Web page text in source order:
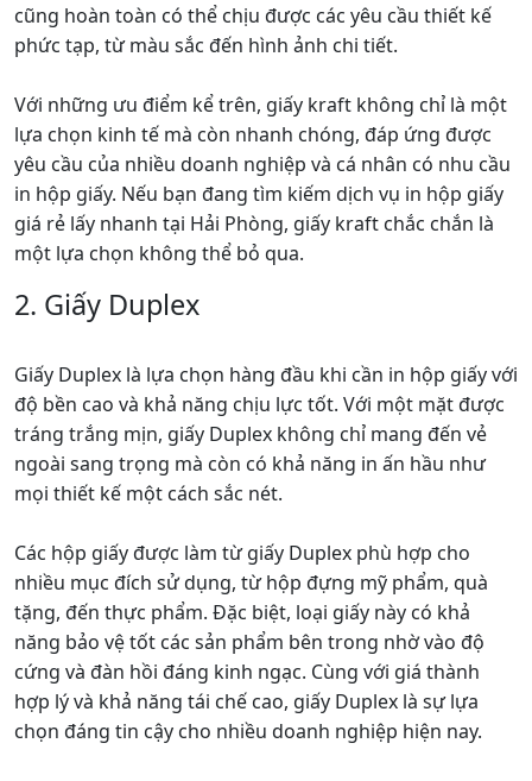
cũng hoàn toàn có thể chịu được các yêu cầu thiết kế
phức tạp, từ màu sắc đến hình ảnh chi tiết.
Với những ưu điểm kể trên, giấy kraft không chỉ là một
lựa chọn kinh tế mà còn nhanh chóng, đáp ứng được
yêu cầu của nhiều doanh nghiệp và cá nhân có nhu cầu
in hộp giấy. Nếu bạn đang tìm kiếm dịch vụ in hộp giấy
giá rẻ lấy nhanh tại Hải Phòng, giấy kraft chắc chắn là
một lựa chọn không thể bỏ qua.
2. Giấy Duplex
Giấy Duplex là lựa chọn hàng đầu khi cần in hộp giấy với
độ bền cao và khả năng chịu lực tốt. Với một mặt được
tráng trắng mịn, giấy Duplex không chỉ mang đến vẻ
ngoài sang trọng mà còn có khả năng in ấn hầu như
mọi thiết kế một cách sắc nét.
Các hộp giấy được làm từ giấy Duplex phù hợp cho
nhiều mục đích sử dụng, từ hộp đựng mỹ phẩm, quà
tặng, đến thực phẩm. Đặc biệt, loại giấy này có khả
năng bảo vệ tốt các sản phẩm bên trong nhờ vào độ
cứng và đàn hồi đáng kinh ngạc. Cùng với giá thành
hợp lý và khả năng tái chế cao, giấy Duplex là sự lựa
chọn đáng tin cậy cho nhiều doanh nghiệp hiện nay.